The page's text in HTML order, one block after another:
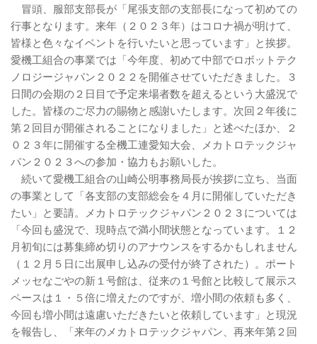
冒頭、服部支部長が「尾張支部の支部長になって初めての
行事となります。来年（２０２３年）はコロナ禍が明けて、
皆様と色々なイベントを行いたいと思っています」と挨拶。
愛機工組合の事業では「今年度、初めて中部でロボットテク
ノロジージャパン２０２２を開催させていただきました。３
日間の会期の２日目で予定来場者数を超えるという大盛況で
した。皆様のご尽力の賜物と感謝いたします。次回２年後に
第２回目が開催されることになりました」と述べたほか、２
０２３年に開催する全機工連愛知大会、メカトロテックジャ
パン２０２３への参加・協力もお願いした。
続いて愛機工組合の山崎公明事務局長が挨拶に立ち、当面
の事業として「各支部の支部総会を４月に開催していただき
たい」と要請。メカトロテックジャパン２０２３については
「今回も盛況で、現時点で満小間状態となっています。１２
月初旬には募集締め切りのアナウンスをするかもしれません
（１２月５日に出展申し込みの受付が終了された）。ポート
メッセなごやの新１号館は、従来の１号館と比較して展示ス
ペースは１・５倍に増えたのですが、増小間の依頼も多く、
今回も増小間は遠慮いただきたいと依頼しています」と現況
を報告し、「来年のメカトロテックジャパン、再来年第２回